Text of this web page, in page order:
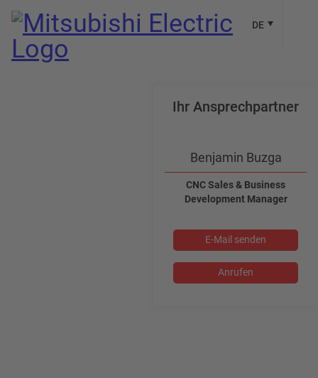
DE
Ihr Ansprechpartner
Benjamin Buzga
CNC Sales & Business
Development Manager
E-Mail senden
Anrufen